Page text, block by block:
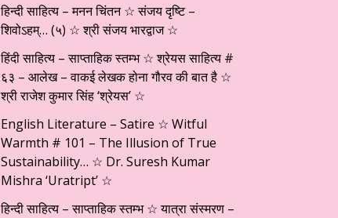
हिन्दी साहित्य – मनन चिंतन ☆ संजय दृष्टि –
शिवोऽहम्… (५) ☆ श्री संजय भारद्वाज ☆
हिंदी साहित्य – साप्ताहिक स्तम्भ ☆ श्रेयस साहित्य #
६३ – आलेख – वाकई लेखक होना गौरव की बात है ☆
श्री राजेश कुमार सिंह ‘श्रेयस’ ☆
English Literature – Satire ☆ Witful
Warmth # 101 – The Illusion of True
Sustainability… ☆ Dr. Suresh Kumar
Mishra ‘Uratript’ ☆
हिन्दी साहित्य – साप्ताहिक स्तम्भ ☆ यात्रा संस्मरण –